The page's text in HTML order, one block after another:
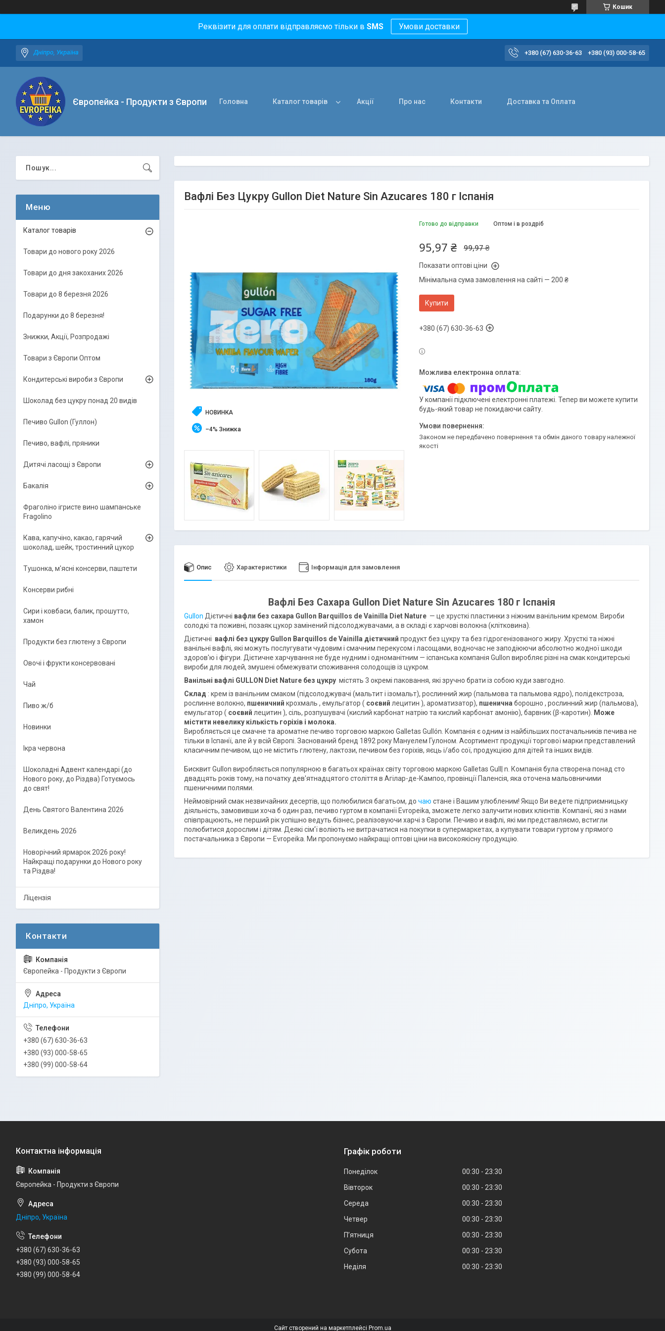
Кошик
Реквізити для оплати відправляємо тільки в SMS Умови доставки
Дніпро, Україна +380 (67) 630-36-63 +380 (93) 000-58-65
Європейка - Продукти з Європи Головна Каталог товарів Акції Про нас Контакти Доставка та Оплата
Вафлі Без Цукру Gullon Diet Nature Sin Azucares 180 г Іспанія
НОВИНКА
–4%
Готово до відправки Оптом і в роздріб
99,97 ₴
95,97 ₴
Показати оптові ціни
Мінімальна сума замовлення на сайті — 200 ₴
Купити
+380 (67) 630-36-63
У компанії підключені електронні платежі. Тепер ви можете купити
будь-який товар не покидаючи сайту.
Законом не передбачено повернення та обмін даного товару належної
якості
Опис Характеристики Інформація для замовлення
Вафлі Без Сахара Gullon Diet Nature Sin Azucares 180 г Іспанія
Gullon Дієтичні вафли без сахара Gullon Barquillos de Vainilla Diet Nature — це хрусткі пластинки з ніжним ванільним кремом. Вироби
солодкі та поживні, позаяк цукор замінений підсолоджувачами, а в складі є харчові волокна (клітковина).
Дієтичні вафлі без цукру Gullon Barquillos de Vainilla дієтичний продукт без цукру та без гідрогенізованого жиру. Хрусткі та ніжні
ванільні вафлі, які можуть послугувати чудовим і смачним перекусом і ласощами, водночас не заподіюючи абсолютно жодної шкоди
здоров'ю і фігури. Дієтичне харчування не буде нудним і одноманітним — іспанська компанія Gullon виробляє різні на смак кондитерські
вироби для людей, змушені обмежувати споживання солодощів із цукром.
Ванільні вафлі GULLON Diet Nature без цукру містять 3 окремі паковання, які зручно брати із собою куди завгодно.
Склад : крем із ванільним смаком (підсолоджувачі (мальтит і ізомальт), рослинний жир (пальмова та пальмова ядро), полідекстроза,
рослинне волокно, пшеничний крохмаль , емульгатор ( соєвий лецитин ), ароматизатор), пшенична борошно , рослинний жир (пальмова),
емульгатор ( соєвий лецитин ), сіль, розпушувачі (кислий карбонат натрію та кислий карбонат амонію), барвник (β-каротин).
Може
містити невелику кількість горіхів і молока.
Виробляється це смачне та ароматне печиво торговою маркою Galletas Gullón. Компанія є одним із найбільших постачальників печива не
тільки в Іспанії, але й у всій Європі. Заснований бренд 1892 року Мануелем Гулоном. Асортимент продукції торгової марки представлений
класичним печивом, що не містить глютену, лактози, печивом без горіхів, яєць і/або сої, продукцією для дітей та інших видів.
Бисквит Gullon виробляється популярною в багатьох країнах світу торговою маркою Galletas Gull| n. Компанія була створена понад сто
двадцять років тому, на початку дев'ятнадцятого століття в Агілар-де-Кампоо, провінції Паленсія, яка оточена мальовничими
пшеничними полями.
Неймовірний смак незвичайних десертів, що полюбилися багатьом, до чаю стане і Вашим улюбленим! Якщо Ви ведете підприємницьку
діяльність, замовивши хоча б один раз, печиво гуртом в компанії Evropeika, зможете легко залучити нових клієнтів. Компанії, які з нами
співпрацюють, не перший рік успішно ведуть бізнес, реалізовуючи харчі з Європи. Печиво и вафлі, які ми представляємо, встигли
полюбитися дорослим і дітям. Деякі сім'ї воліють не витрачатися на покупки в супермаркетах, а купувати товари гуртом у прямого
постачальника з Європи — Evropeika. Ми пропонуємо найкращі оптові ціни на високоякісну продукцію.
Каталог товарів
Товари до нового року 2026
Товари до дня закоханих 2026
Товари до 8 березня 2026
Подарунки до 8 березня!
Знижки, Акції, Розпродажі
Товари з Європи Оптом
Кондитерські вироби з Європи
Шоколад без цукру понад 20 видів
Печиво Gullon (Гуллон)
Печиво, вафлі, пряники
Дитячі ласощі з Європи
Бакалія
Фраголіно ігристе вино шампанське
Fragolino
Кава, капучіно, какао, гарячий
шоколад, шейк, тростинний цукор
Тушонка, м'ясні консерви, паштети
Консерви рибні
Сири і ковбаси, балик, прошутто,
хамон
Продукти без глютену з Європи
Овочі і фрукти консервовані
Чай
Пиво ж/б
Новинки
Ікра червона
Шоколадні Адвент календарі (до
Нового року, до Різдва) Готуємось
до свят!
День Святого Валентина 2026
Великдень 2026
Новорічний ярмарок 2026 року!
Найкращі подарунки до Нового року
та Різдва!
Ліцензія
Європейка - Продукти з Європи
Дніпро, Україна
+380 (67) 630-36-63
+380 (93) 000-58-65
+380 (99) 000-58-64
Європейка - Продукти з Європи
Дніпро, Україна
+380 (67) 630-36-63
+380 (93) 000-58-65
+380 (99) 000-58-64
Графік роботи
Понеділок 00:30
23:30
Вівторок
00:30
23:30
Середа
00:30
23:30
Четвер
00:30
23:30
Пʼятниця
00:30
23:30
Субота
00:30
23:30
Неділя
00:30 23:30
Сайт створений на маркетплейсі Prom.ua